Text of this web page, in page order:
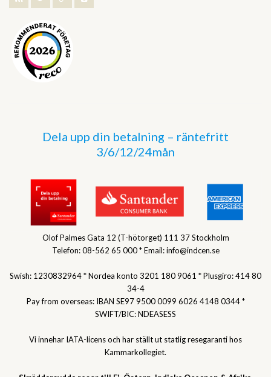
Dela upp din betalning – räntefritt
3/6/12/24mån
Olof Palmes Gata 12 (T-hötorget) 111 37 Stockholm
Telefon: 08-562 65 000 * Email: info@indcen.se
Swish: 1230832964 * Nordea konto 3201 180 9061 * Plusgiro: 414 80
34-4
Pay from overseas: IBAN SE97 9500 0099 6026 4148 0344 *
SWIFT/BIC: NDEASESS
Vi innehar IATA-licens och har ställt ut statlig resegaranti hos
Kammarkollegiet.